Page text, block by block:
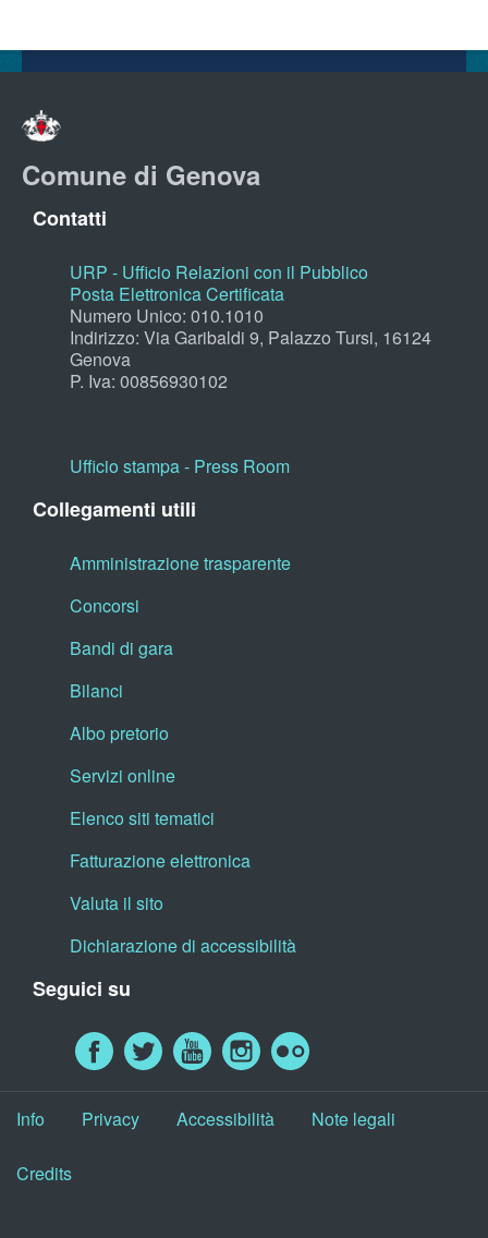
Comune di Genova
Contatti
URP - Ufficio Relazioni con il Pubblico
Posta Elettronica Certificata
Numero Unico: 010.1010
Indirizzo: Via Garibaldi 9, Palazzo Tursi, 16124
Genova
P. Iva: 00856930102
Ufficio stampa - Press Room
Collegamenti utili
Amministrazione trasparente
Concorsi
Bandi di gara
Bilanci
Albo pretorio
Servizi online
Elenco siti tematici
Fatturazione elettronica
Valuta il sito
Dichiarazione di accessibilità
Seguici su
Info Privacy Accessibilità Note legali
Credits